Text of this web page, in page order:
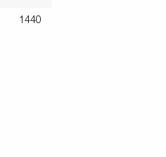
1440